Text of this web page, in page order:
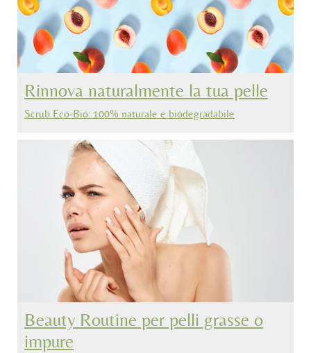
Rinnova naturalmente la tua pelle
Scrub Eco-Bio: 100% naturale e biodegradabile
Beauty Routine per pelli grasse o
impure